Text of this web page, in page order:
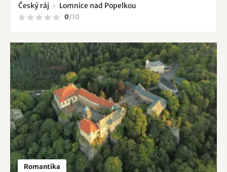
Český ráj Lomnice nad Popelkou
0/10
Romantika